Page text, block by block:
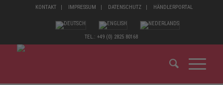
KONTAKT IMPRESSUM DATENSCHUTZ HÄNDLERPORTAL
TEL.: +49 (0) 2825 80168